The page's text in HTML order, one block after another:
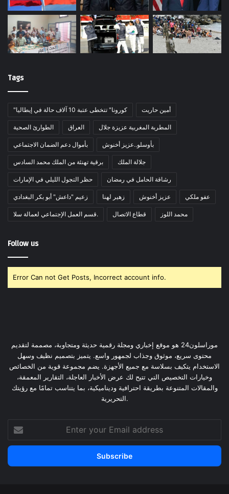
Tags
"كورونا" تتخطى عتبة 10 آلاف حالة في إيطاليا أمين حاريت
الطوارئ الصحية العراق المطربة المغربية عزيزة جلال
بأموال دعم الضمان الاجتماعي بأوسلو..عزيز أخنوش
برقية تهنئة من الملك محمد السادس جلالة الملك
حظر التجول الليلي في الإمارات رشاقة الحامل في رمضان
زعيم "داعش" أبو بكر البغدادي زهير لهنا عزيز أخنوش عفو ملكي
قسم العمل الإجتماعي لعمالة سلا. قطاع الاتصال محمد اللوز
Follow us
Error Can not Get Posts, Incorrect account info.
موراسلون24 هو موقع إخباري ومجلة رقمية حديثة ومتجاوبة، مصممة لتقديم
محتوى سريع، موثوق وجذاب لجمهور واسع. يتميز بتصميم نظيف وسهل
الاستخدام يتكيف بسلاسة مع جميع الأجهزة. يضم مجموعة قوية من الخصائص
وخيارات التخصيص التي تتيح لك عرض الأخبار العاجلة، التقارير المعمقة،
والمقالات المتنوعة بطريقة احترافية وديناميكية، بما يتناسب تمامًا مع رؤيتك
التحريرية.
Enter
your
Email